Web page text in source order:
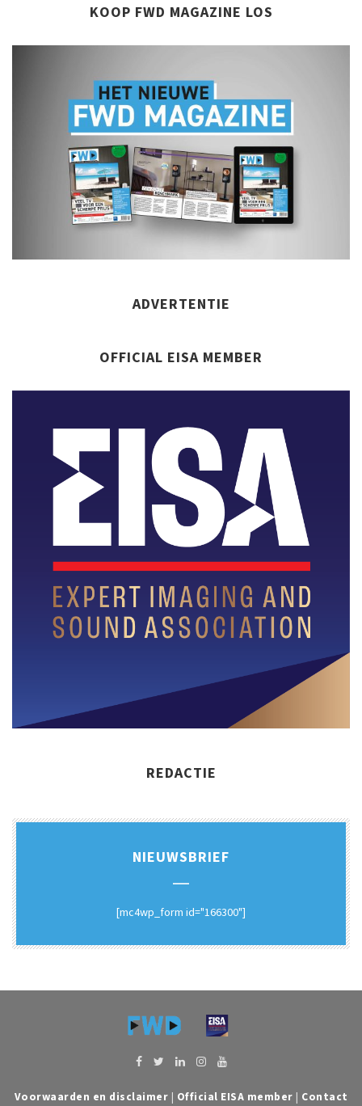
KOOP FWD MAGAZINE LOS
ADVERTENTIE
OFFICIAL EISA MEMBER
REDACTIE
NIEUWSBRIEF
[mc4wp_form id="166300"]
Voorwaarden en disclaimer | Official EISA member | Contact